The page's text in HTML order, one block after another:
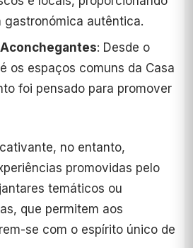
gastronómica autêntica.
: Desde o
os espaços comuns da Casa
foi pensado para promover
no entanto,
promovidas pelo
temáticos ou
que permitem aos
se com o espírito único de